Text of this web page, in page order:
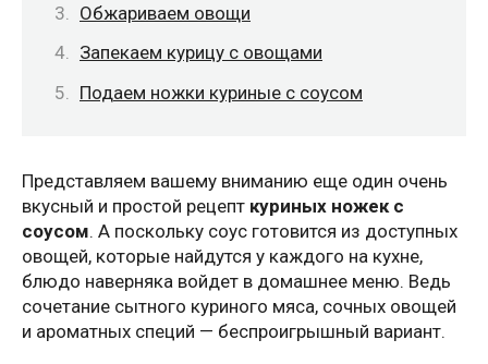
Обжариваем овощи
Запекаем курицу с овощами
Подаем ножки куриные с соусом
Представляем вашему вниманию еще один очень
вкусный и простой рецепт куриных ножек с
соусом. А поскольку соус готовится из доступных
овощей, которые найдутся у каждого на кухне,
блюдо наверняка войдет в домашнее меню. Ведь
сочетание сытного куриного мяса, сочных овощей
и ароматных специй — беспроигрышный вариант.